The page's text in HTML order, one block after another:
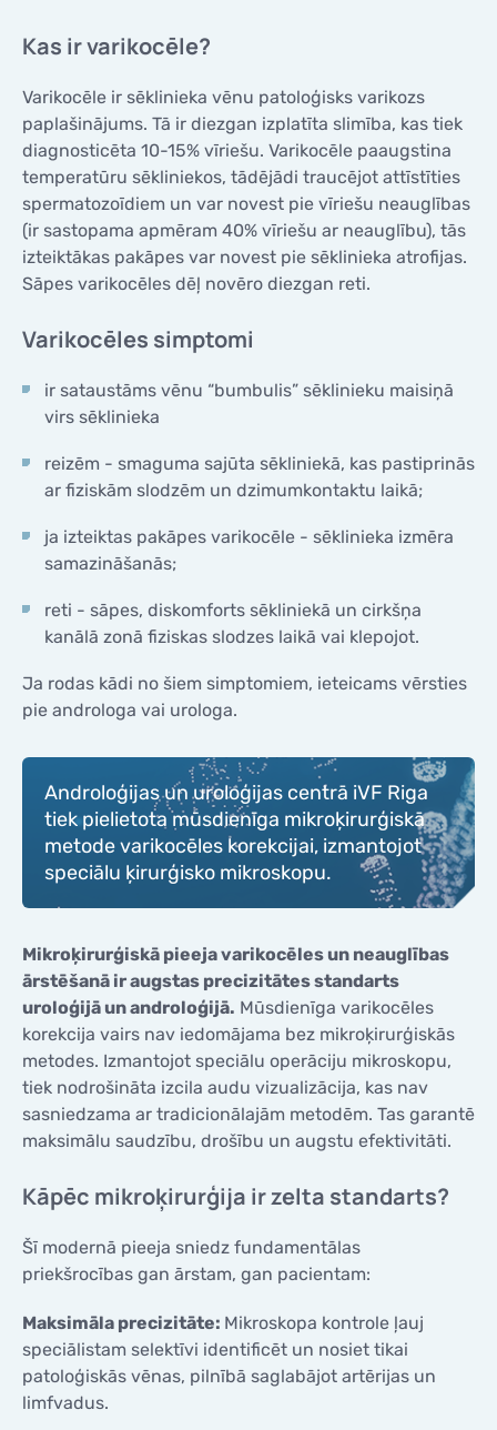
KONTAKTI
Kas ir varikocēle?
Varikocēle ir sēklinieka vēnu patoloģisks varikozs
paplašinājums. Tā ir diezgan izplatīta slimība, kas tiek
diagnosticēta 10-15% vīriešu. Varikocēle paaugstina
temperatūru sēkliniekos, tādējādi traucējot attīstīties
spermatozoīdiem un var novest pie vīriešu neauglības
(ir sastopama apmēram 40% vīriešu ar neauglību), tās
izteiktākas pakāpes var novest pie sēklinieka atrofijas.
Sāpes varikocēles dēļ novēro diezgan reti.
Varikocēles simptomi
ir sataustāms vēnu “bumbulis” sēklinieku maisiņā
virs sēklinieka
reizēm - smaguma sajūta sēkliniekā, kas pastiprinās
ar fiziskām slodzēm un dzimumkontaktu laikā;
ja izteiktas pakāpes varikocēle - sēklinieka izmēra
samazināšanās;
reti - sāpes, diskomforts sēkliniekā un cirkšņa
kanālā zonā fiziskas slodzes laikā vai klepojot.
Ja rodas kādi no šiem simptomiem, ieteicams vērsties
pie androloga vai urologa.
Androloģijas un uroloģijas centrā iVF Riga
tiek pielietota mūsdienīga mikroķirurģiskā
metode varikocēles korekcijai, izmantojot
speciālu ķirurģisko mikroskopu.
Mikroķirurģiskā pieeja varikocēles un neauglības
ārstēšanā ir augstas precizitātes standarts
uroloģijā un androloģijā. Mūsdienīga varikocēles
korekcija vairs nav iedomājama bez mikroķirurģiskās
metodes. Izmantojot speciālu operāciju mikroskopu,
tiek nodrošināta izcila audu vizualizācija, kas nav
sasniedzama ar tradicionālajām metodēm. Tas garantē
maksimālu saudzību, drošību un augstu efektivitāti.
Kāpēc mikroķirurģija ir zelta standarts?
Šī modernā pieeja sniedz fundamentālas
priekšrocības gan ārstam, gan pacientam:
Maksimāla precizitāte: Mikroskopa kontrole ļauj
speciālistam selektīvi identificēt un nosiet tikai
patoloģiskās vēnas, pilnībā saglabājot artērijas un
limfvadus.